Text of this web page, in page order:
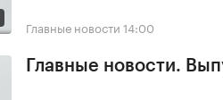
Главные новости 14:00
Главные новости.